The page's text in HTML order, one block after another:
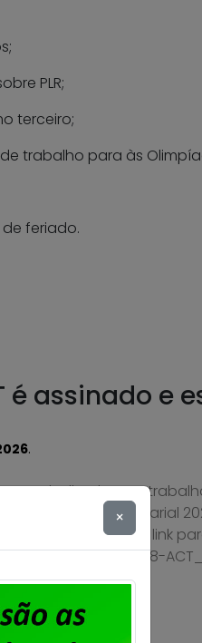
PLR;
terceiro;
trabalho para às
feriado.
é assinado e
.
trabalhadores e
à Campanha Salarial
de todos e todas. O link
2026/08/18-
×